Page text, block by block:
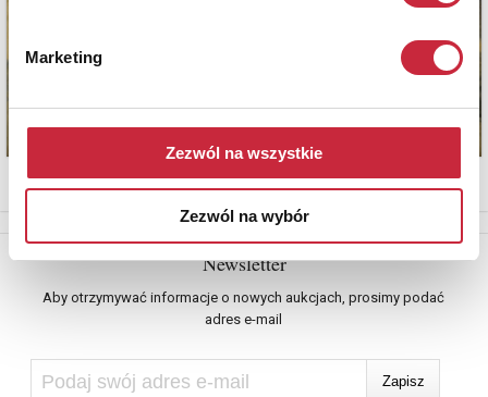
Marketing
Zezwól na wszystkie
Zezwól na wybór
Newsletter
Aby otrzymywać informacje o nowych aukcjach, prosimy podać
adres e-mail